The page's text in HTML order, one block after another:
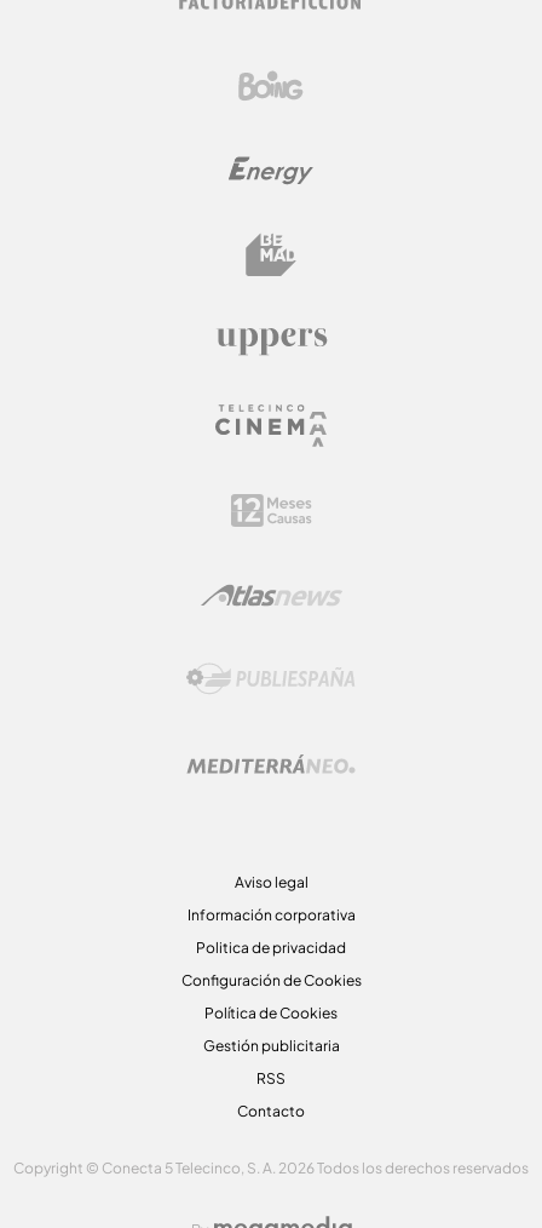
Aviso legal
Información corporativa
Politica de privacidad
Configuración de Cookies
Política de Cookies
Gestión publicitaria
RSS
Contacto
Copyright © Conecta 5 Telecinco, S. A. 2026 Todos los derechos reservados